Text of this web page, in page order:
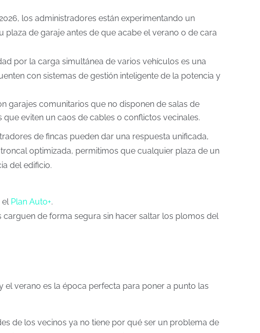
los administradores están experimentando un
de garaje antes de que acabe el verano o de cara
por la carga simultánea de varios vehículos es una
con sistemas de gestión inteligente de la potencia y
garajes comunitarios que no disponen de salas de
eviten un caos de cables o conflictos vecinales.
de fincas pueden dar una respuesta unificada,
optimizada, permitimos que cualquier plaza de un
del edificio.
el Plan Auto+.
de forma segura sin hacer saltar los plomos del
el verano es la época perfecta para poner a punto las
de los vecinos ya no tiene por qué ser un problema de